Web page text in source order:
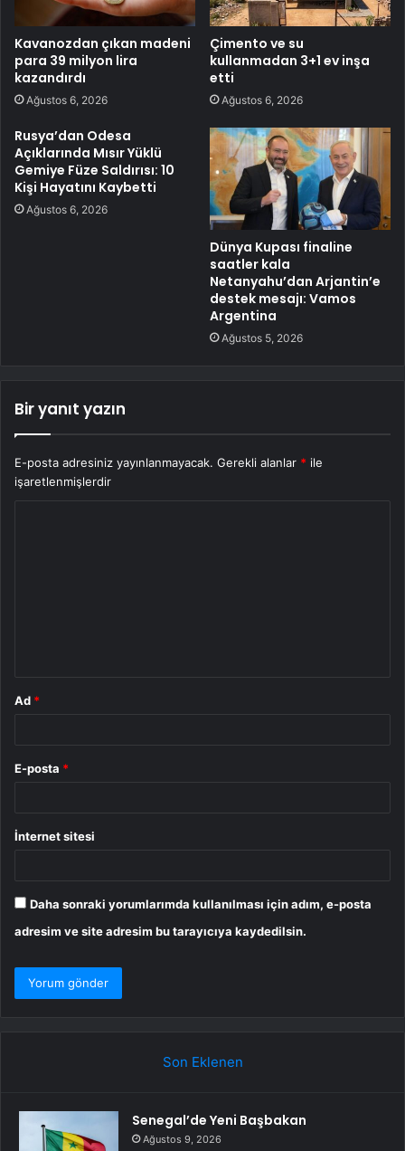
Kavanozdan çıkan madeni
para 39 milyon lira
kazandırdı
Ağustos 6, 2026
Çimento ve su
kullanmadan 3+1 ev inşa
etti
Ağustos 6, 2026
Rusya’dan Odesa
Açıklarında Mısır Yüklü
Gemiye Füze Saldırısı: 10
Kişi Hayatını Kaybetti
Ağustos 6, 2026
Dünya Kupası finaline
saatler kala
Netanyahu’dan Arjantin’e
destek mesajı: Vamos
Argentina
Ağustos 5, 2026
Bir yanıt yazın
E-posta adresiniz yayınlanmayacak. Gerekli alanlar * ile
işaretlenmişlerdir
Ad *
E-posta *
İnternet sitesi
Daha sonraki yorumlarımda kullanılması için adım, e-posta
adresim ve site adresim bu tarayıcıya kaydedilsin.
Son Eklenen
Senegal’de Yeni Başbakan
Ağustos 9, 2026